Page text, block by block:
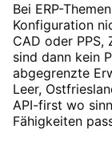
Bei ERP-
Konfiguration
CAD oder
sind dann kein
abgegrenzte
Leer,
API-first wo
Fähigkeiten